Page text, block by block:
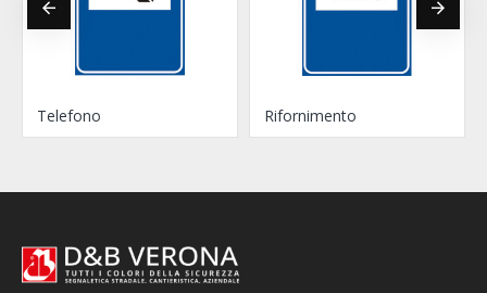
Telefono Rifornimento